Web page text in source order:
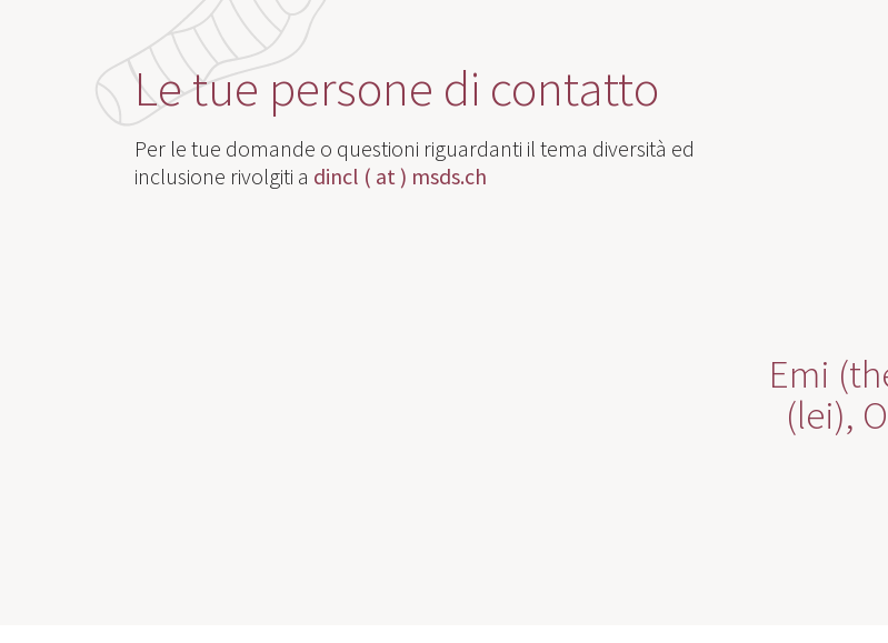
Le tue persone di contatto
Per le tue domande o questioni riguardanti il tema diversità ed
inclusione rivolgiti a dincl ( at ) msds.ch
Emi
(lei),